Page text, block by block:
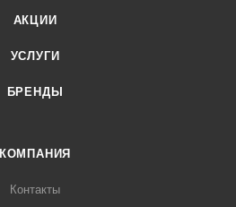
АКЦИИ
УСЛУГИ
БРЕНДЫ
КОМПАНИЯ
Контакты